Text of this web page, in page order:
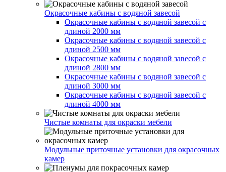
Окрасочные кабины с водяной завесой
Окрасочные кабины с водяной завесой с
длиной 2000 мм
Окрасочные кабины с водяной завесой с
длиной 2500 мм
Окрасочные кабины с водяной завесой с
длиной 2800 мм
Окрасочные кабины с водяной завесой с
длиной 3000 мм
Окрасочные кабины с водяной завесой с
длиной 4000 мм
Чистые комнаты для окраски мебели
Модульные приточные установки для окрасочных
камер